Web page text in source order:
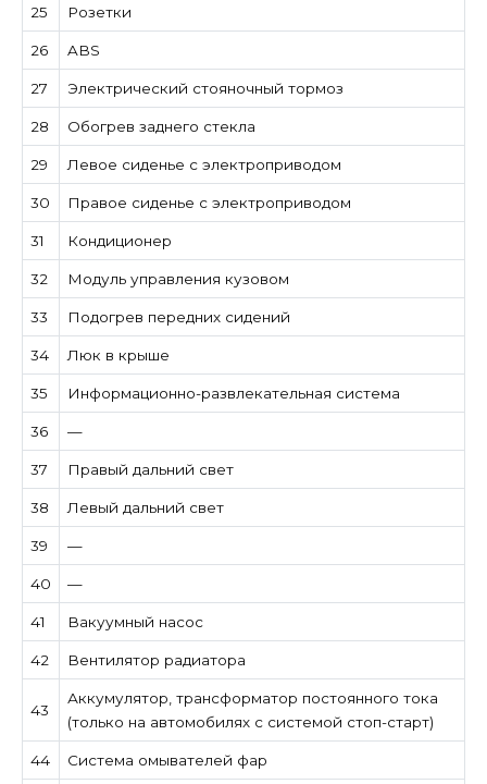
25 Розетки
26 ABS
27 Электрический стояночный тормоз
28 Обогрев заднего стекла
29 Левое сиденье с электроприводом
30 Правое сиденье с электроприводом
31 Кондиционер
32 Модуль управления кузовом
33 Подогрев передних сидений
34 Люк в крыше
35 Информационно-развлекательная система
36 —
37 Правый дальний свет
38 Левый дальний свет
39 —
40 —
41 Вакуумный насос
42 Вентилятор радиатора
43
Аккумулятор, трансформатор постоянного тока
(только на автомобилях с системой стоп-старт)
44 Система омывателей фар